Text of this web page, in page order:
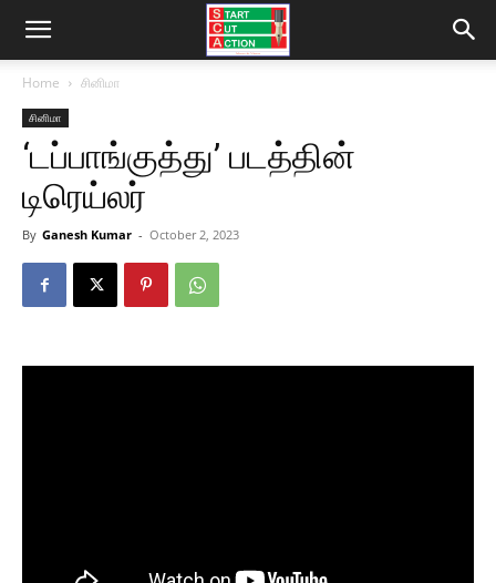
Home சினிமா
சினிமா
‘டப்பாங்குத்து’ படத்தின்
டிரெய்லர்
By Ganesh Kumar - October 2, 2023